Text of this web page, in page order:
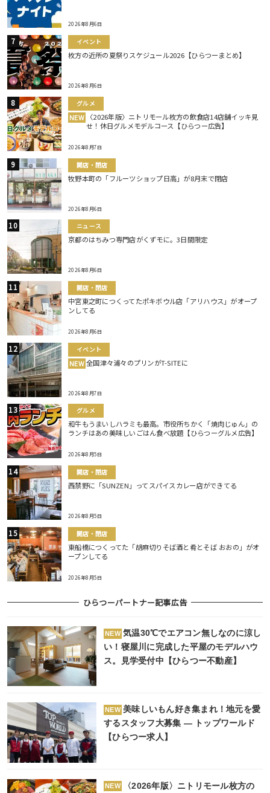
2026年8月6日
イベント
枚方の近所の夏祭りスケジュール2026【ひらつーまとめ】
2026年8月6日
グルメ
NEW 〈2026年版〉ニトリモール枚方の飲食店14店舗イッキ見
せ！休日グルメモデルコース【ひらつー広告】
2026年8月7日
開店・閉店
牧野本町の「フルーツショップ日高」が8月末で閉店
2026年8月6日
ニュース
京都のはちみつ専門店がくずモに。3日間限定
2026年8月6日
開店・閉店
中宮東之町につくってたポキボウル店「アリハウス」がオープ
ンしてる
2026年8月6日
イベント
NEW 全国津々浦々のプリンがT-SITEに
2026年8月7日
グルメ
和牛もうまいしハラミも最高。市役所ちかく「焼肉じゅん」の
ランチはあの美味しいごはん食べ放題【ひらつーグルメ広告】
2026年8月5日
開店・閉店
西禁野に「SUNZEN」ってスパイスカレー店ができてる
2026年8月5日
開店・閉店
東船橋につくってた「胡麻切りそば酒と肴とそば おおの」がオ
ープンしてる
2026年8月5日
ひらつーパートナー記事広告
NEW 気温30℃でエアコン無しなのに涼し
い！寝屋川に完成した平屋のモデルハウ
ス。見学受付中【ひらつー不動産】
NEW 美味しいもん好き集まれ！地元を愛
するスタッフ大募集 ― トップワールド
【ひらつー求人】
NEW 〈2026年版〉ニトリモール枚方の